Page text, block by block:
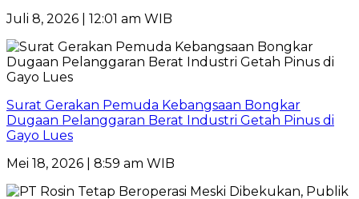
Juli 8, 2026 | 12:01 am WIB
Surat Gerakan Pemuda Kebangsaan Bongkar
Dugaan Pelanggaran Berat Industri Getah Pinus di
Gayo Lues
Mei 18, 2026 | 8:59 am WIB